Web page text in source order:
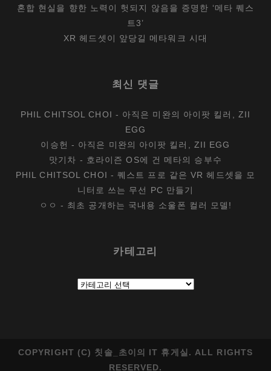
혼합 현실을 향한 노력이 헛되지 않음을 증명한 ‘메타 퀘스
트3’
XR 헤드셋이 앞당길 메타워크 시대
최신 댓글
PHIL CHITSOL CHOI - 아직은 미완의 아이팟 킬러, ZII
EGG
이승헌 - 아직은 미완의 아이팟 킬러, ZII EGG
맛기차 - 호라이즌 OS에 건 메타의 승부수
PHIL CHITSOL CHOI -퀘스트 프로 같은 VR 헤드셋을 모
니터로 쓰는 무선 PC 만들기
ㅇㅇ - 최초 공개하는 국내용 소울폰 컬러 모델!
카테고리
테
COPYRIGHT (C) 칫솔_초이의 IT 휴게실. ALL RIGHTS
RESERVED.